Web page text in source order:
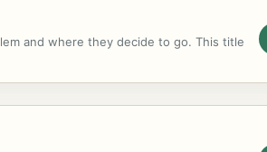
and where they decide to go. This title